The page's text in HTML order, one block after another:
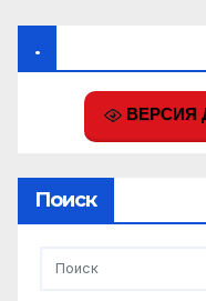
.
ВЕРСИЯ
Поиск